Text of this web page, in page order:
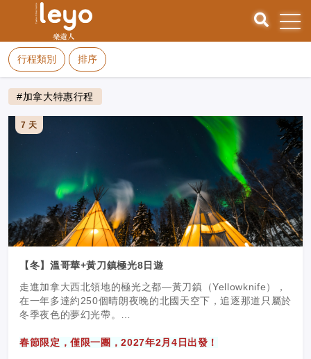
行程類別 排序
#加拿大特惠行程
7 天
【冬】溫哥華+黃刀鎮極光8日遊
走進加拿大西北領地的極光之都—黃刀鎮（Yellowknife），
在一年多達約250個晴朗夜晚的北國天空下，追逐那道只屬於
冬季夜色的夢幻光帶。
春節限定，僅限一團，2027年2月4日出發！